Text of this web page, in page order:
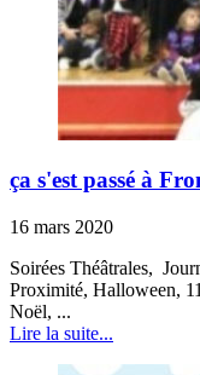
ça s'est passé à
16 mars 2020
Soirées Théâtrales,
Proximité, Halloween,
Noël, ...
Lire la suite...